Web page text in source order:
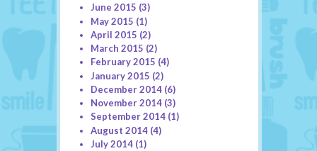
June 2015 (3)
May 2015 (1)
April 2015 (2)
March 2015 (2)
February 2015 (4)
January 2015 (2)
December 2014(6)
November 2014(3)
September 2014(1)
August 2014(4)
July 2014(1)